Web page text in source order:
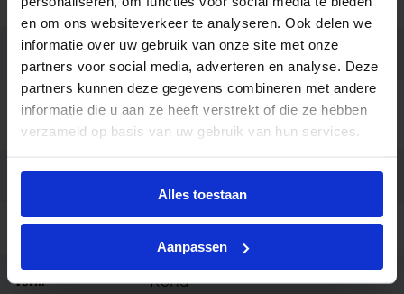
en om ons websiteverkeer te analyseren. Ook delen we
informatie over uw gebruik van onze site met onze
partners voor social media, adverteren en analyse. Deze
partners kunnen deze gegevens combineren met andere
informatie die u aan ze heeft verstrekt of die ze hebben
verzameld op basis van uw gebruik van hun services.
Alles toestaan
Aanpassen
Diameter (mm) 300
Bedrijfstemperatu
-10 tot +40
Behuizing Aluminium
Kleur Zwart
Vorm Rond